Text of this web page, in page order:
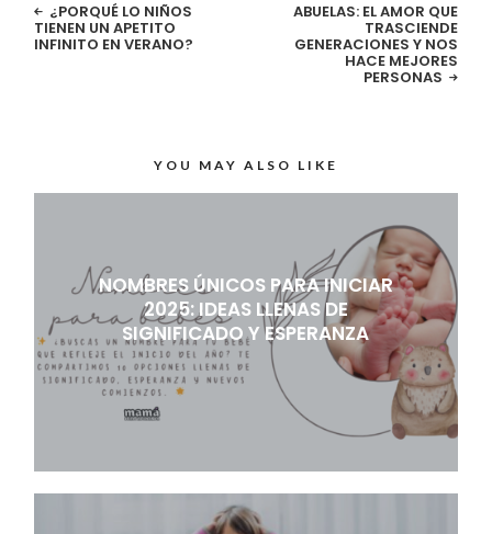
¿PORQUÉ LO NIÑOS
TIENEN UN APETITO
INFINITO EN VERANO?
ABUELAS: EL AMOR QUE
TRASCIENDE
GENERACIONES Y NOS
HACE MEJORES
PERSONAS
YOU MAY ALSO LIKE
NOMBRES ÚNICOS PARA INICIAR
2025: IDEAS LLENAS DE
SIGNIFICADO Y ESPERANZA